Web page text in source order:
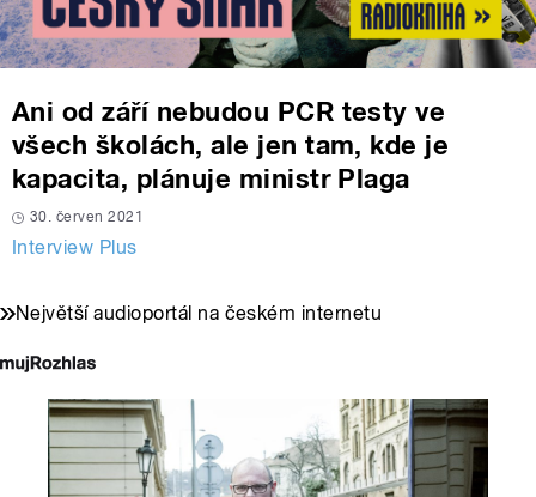
Ani od září nebudou PCR testy ve
všech školách, ale jen tam, kde je
kapacita, plánuje ministr Plaga
30. červen 2021
Interview Plus
Největší audioportál na českém internetu